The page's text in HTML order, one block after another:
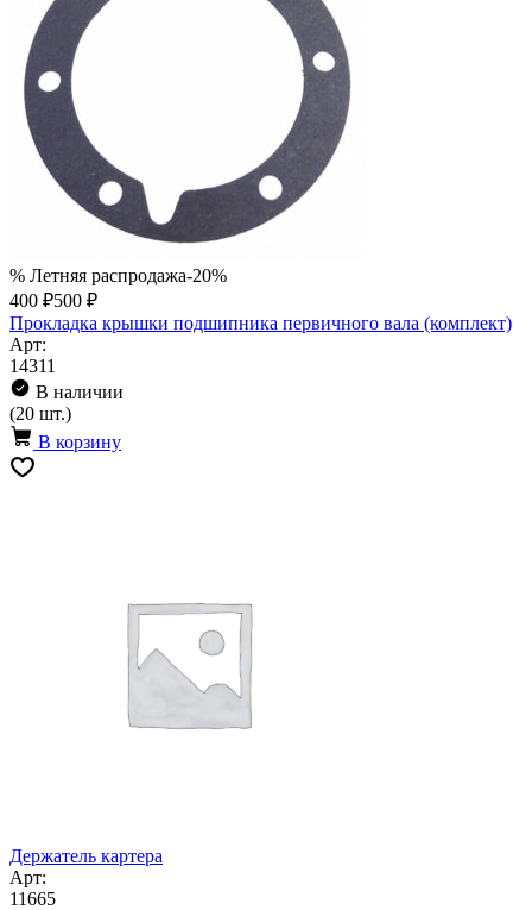
% Летняя распродажа-20%
400 ₽500 ₽
Прокладка крышки подшипника первичного вала (комплект)
Арт:
14311
В наличии
(20 шт.)
В корзину
Держатель картера
Арт:
11665